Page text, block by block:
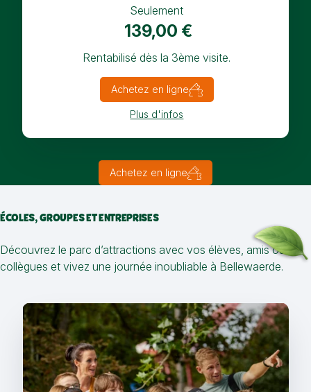
Seulement
139,00 €
Rentabilisé dès la 3ème visite.
Achetez en ligne
Plus d'infos
Achetez en ligne
ÉCOLES, GROUPES ET ENTREPRISES
Découvrez le parc d’attractions avec vos élèves, amis ou
collègues et vivez une journée inoubliable à Bellewaerde.